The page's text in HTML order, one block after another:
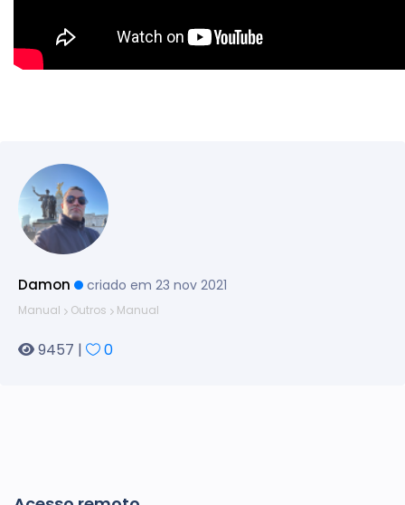
Damon criado em 23 nov 2021
Manual Outros Manual
9457 | 0